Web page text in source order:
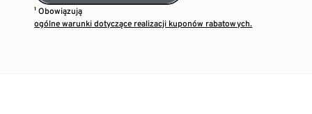
¹ Obowiązują
ogólne warunki dotyczące realizacji kuponów rabatowych.